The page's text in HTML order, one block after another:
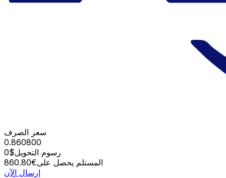
سعر الصرف
0.860800
رسوم التحويل$0
المستلم يحصل على€860.80
إرسال الآن